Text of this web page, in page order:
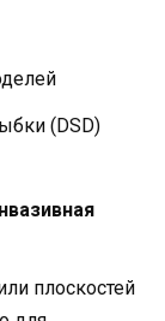
(DSD)
плоскостей